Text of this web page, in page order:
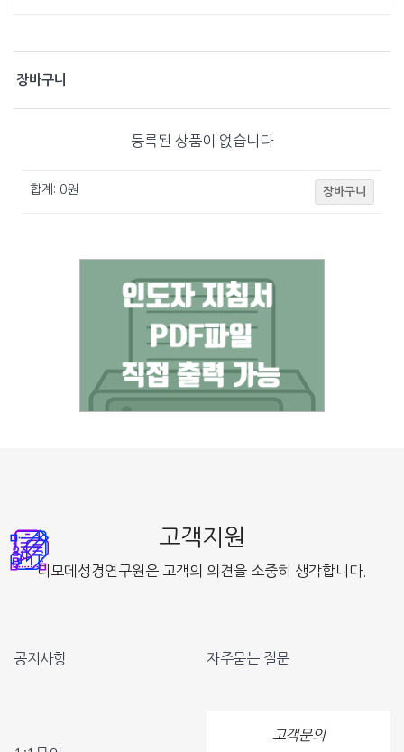
장바구니
등록된 상품이 없습니다
합계: 0원 장바구니
고객지원
디모데성경연구원은 고객의 의견을 소중히 생각합니다.
공지사항 자주묻는 질문
고객문의